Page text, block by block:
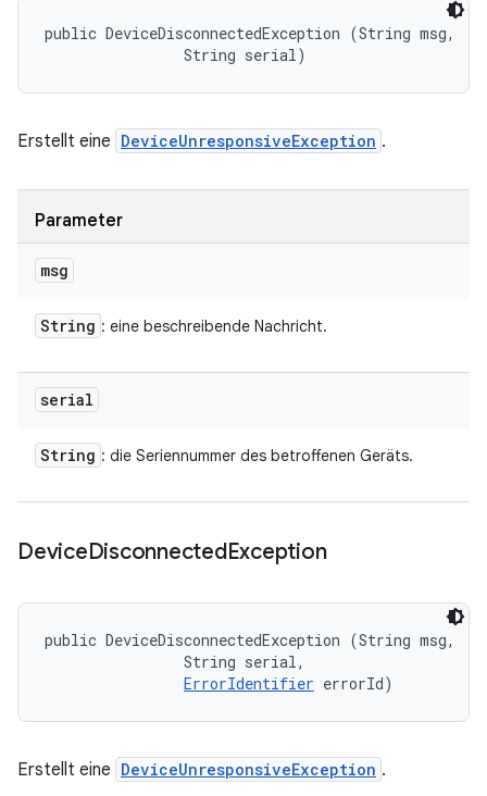
public DeviceDisconnectedException (String msg,
                String serial)
Erstellt eine DeviceUnresponsiveException .
Parameter
msg
String : eine beschreibende Nachricht.
serial
String : die Seriennummer des betroffenen Geräts.
DeviceDisconnectedException
public DeviceDisconnectedException (String msg,
                String serial,
ErrorIdentifier errorId)
Erstellt eine DeviceUnresponsiveException .